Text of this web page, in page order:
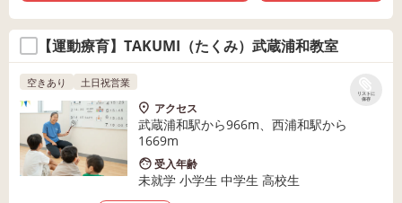
【運動療育】TAKUMI（たくみ）武蔵浦和教室
リストに
保存
空きあり 土日祝営業
アクセス
武蔵浦和駅から966m、西浦和駅から
1669m
受入年齢
未就学 小学生 中学生 高校生